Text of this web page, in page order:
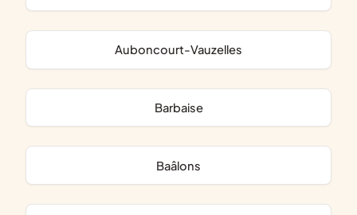
Auboncourt-Vauzelles
Barbaise
Baâlons